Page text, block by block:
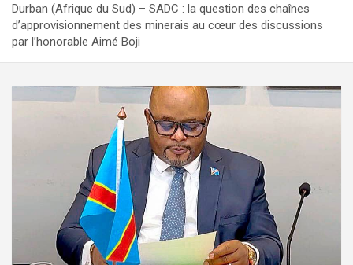
Durban (Afrique du Sud) – SADC : la question des chaînes
d’approvisionnement des minerais au cœur des discussions
par l’honorable Aimé Boji